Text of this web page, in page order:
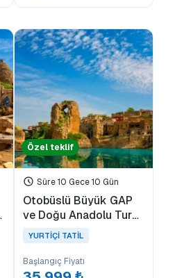
Özel teklif
Süre 10 Gece 10 Gün
Otobüslü Büyük GAP
ve Doğu Anadolu Turu
(9 Gece Konaklamalı)
YURTİÇİ TATİL
Başlangıç Fiyatı